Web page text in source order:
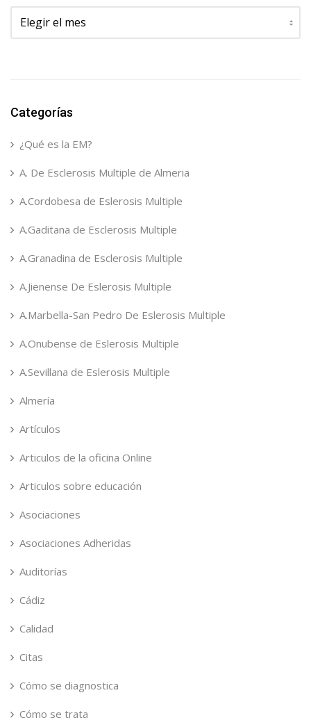
Archivos
Categorías
¿Qué es la EM?
A. De Esclerosis Multiple de Almeria
A.Cordobesa de Eslerosis Multiple
A.Gaditana de Esclerosis Multiple
A.Granadina de Esclerosis Multiple
A.Jienense De Eslerosis Multiple
A.Marbella-San Pedro De Eslerosis Multiple
A.Onubense de Eslerosis Multiple
A.Sevillana de Eslerosis Multiple
Almería
Artículos
Articulos de la oficina Online
Articulos sobre educación
Asociaciones
Asociaciones Adheridas
Auditorías
Cádiz
Calidad
Citas
Cómo se diagnostica
Cómo se trata